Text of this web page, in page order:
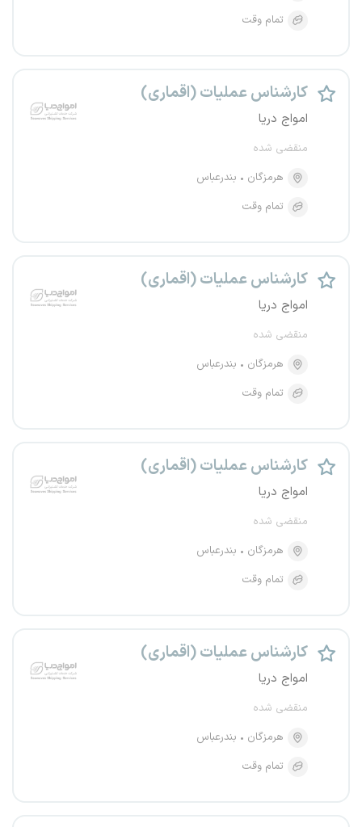
تمام وقت
کارشناس عملیات (اقماری)
امواج دریا
منقضی شده
هرمزگان
بندرعباس
تمام وقت
کارشناس عملیات (اقماری)
امواج دریا
منقضی شده
هرمزگان
بندرعباس
تمام وقت
کارشناس عملیات (اقماری)
امواج دریا
منقضی شده
هرمزگان
بندرعباس
تمام وقت
کارشناس عملیات (اقماری)
امواج دریا
منقضی شده
هرمزگان
بندرعباس
تمام وقت